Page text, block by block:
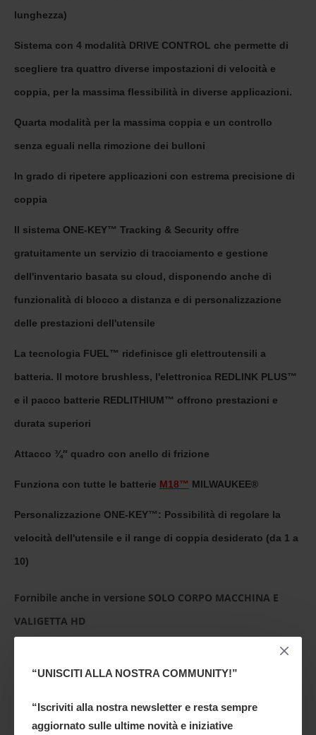
“UNISCITI ALLA NOSTRA COMMUNITY!”
“Iscriviti alla nostra newsletter e resta sempre
aggiornato sulle ultime novità e iniziative
lunghezza)
Sistema con 4 modalità DRIVE CONTROL che permette di
scegliere tra quattro diverse impostazioni di velocità e
coppia, per la massima flessibilità in diverse applicazioni.
Quarta modalità per la massima coppia e un controllo
senza eguali nella rimozione dei bulloni
In grado di ripetere applicazioni con estrema precisione di
coppia
Il sistema ONE-KEY™ Tracking & Security offre
gratuitamente un servizio di tracciamento e gestione
dell'inventario basata su cloud, disponendo anche di
funzionalità di blocco a distanza e di personalizzazione
delle prestazioni dell'utensile
La tecnologia FUEL™ ridefinisce gli elettroutensili a
batteria. Il motore brushless, l'elettronica REDLINK PLUS™
e il pacco batterie REDLITHIUM™ offrono prestazioni e
durata superiori
Attacco ¾″ quadro con anello di frizione
Funziona con tutte le batterie M18™ MILWAUKEE®
Personalizzazione ONE-KEY™: Possibilità di regolare la
velocità dell'utensile e il range di coppia desiderato (da 1 a
10)
Fornibile anche in versione SOLO CORPO MACCHINA E
VALIGETTA HD